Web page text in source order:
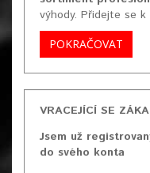
výhody. Přidejte se k
POKRAČOVAT
VRACEJÍCÍ SE
Jsem už
do svého konta